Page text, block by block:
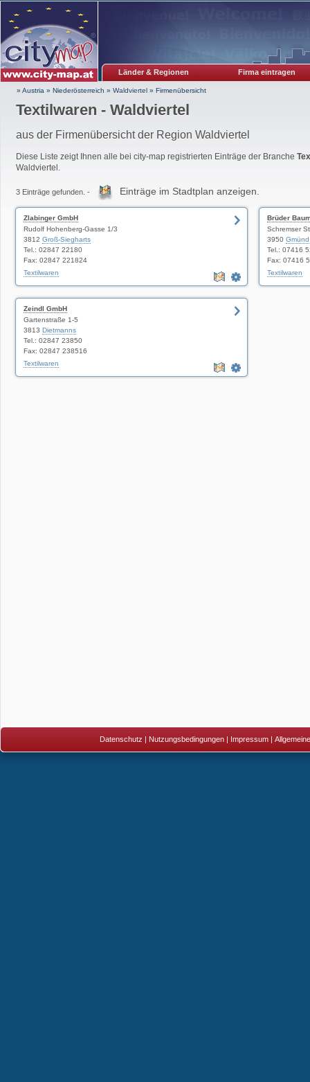
Länder & Regionen Firma eintragen
» Austria » Niederösterreich » Waldviertel » Firmenübersicht
Textilwaren - Waldviertel
aus der Firmenübersicht der Region Waldviertel
Diese Liste zeigt Ihnen alle bei city-map registrierten Einträge der Branche
Waldviertel.
3 Einträge gefunden. - Einträge im Stadtplan anzeigen.
Zlabinger GmbH
Rudolf Hohenberg-Gasse 1/3
3812 Groß-Siegharts
Tel.: 02847 22180
Fax: 02847 221824
Textilwaren
Brüder
Schremser
3950 Gmünd
Tel.: 07416
Fax: 07416
Textilwaren
Zeindl GmbH
Gartenstraße 1-5
3813 Dietmanns
Tel.: 02847 23850
Fax: 02847 238516
Textilwaren
Datenschutz | Nutzungsbedingungen| Impressum|